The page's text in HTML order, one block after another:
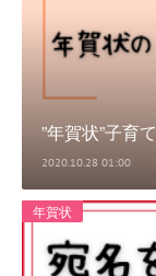
”年賀状”子育
2020.10.28 01:00
年賀状